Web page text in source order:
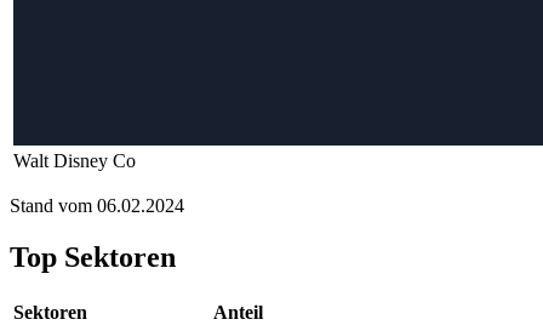
Walt Disney Co
Stand vom 06.02.2024
Top Sektoren
Sektoren Anteil